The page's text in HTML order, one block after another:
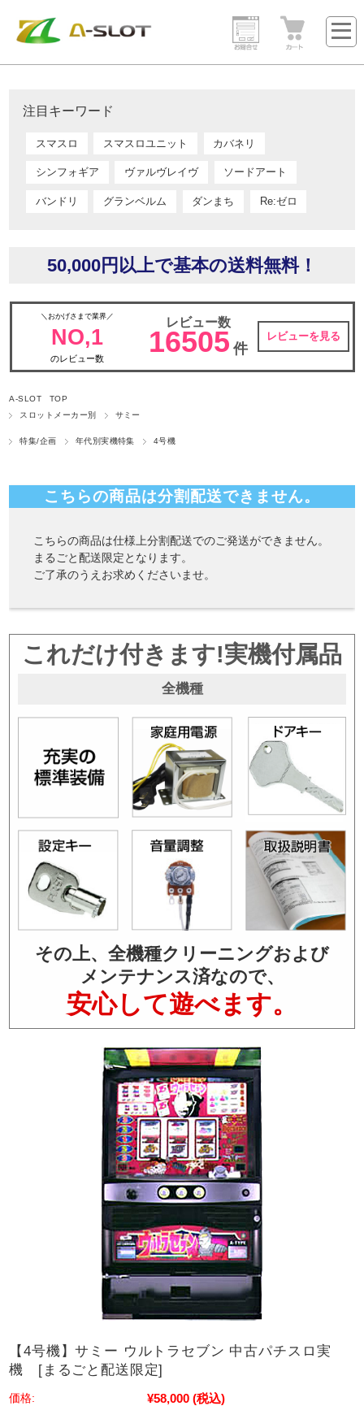
注目キーワード
スマスロ スマスロユニット カバネリ
シンフォギア ヴァルヴレイヴ ソードアート
バンドリ グランベルム ダンまち Re:ゼロ
50,000円以上で基本の送料無料！
＼おかげさまで業界／
NO,1
のレビュー数
レビュー数
16505 件
レビューを見る
A-SLOT TOP
スロットメーカー別
サミー
特集/企画 年代別実機特集 4号機
こちらの商品は分割配送できません。
こちらの商品は仕様上分割配送でのご発送ができません。
まるごと配送限定となります。
ご了承のうえお求めくださいませ。
これだけ付きます!実機付属品
全機種
その上、全機種クリーニングおよび
メンテナンス済なので、
安心して遊べます。
【4号機】サミー ウルトラセブン 中古パチスロ実
機 [まるごと配送限定]
価格: ¥58,000 (税込)